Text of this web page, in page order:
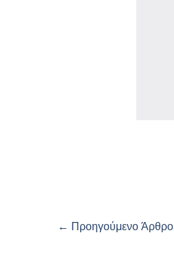
← Προηγούμενο Άρθρο